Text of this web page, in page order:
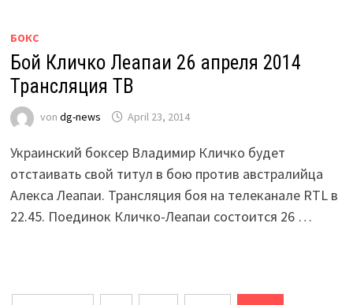
БОКС
Бой Кличко Леапаи 26 апреля 2014
Трансляция ТВ
von dg-news April 23, 2014
Украинский боксер Владимир Кличко будет
отстаивать свой титул в бою против австралийца
Алекса Леапаи. Трансляция боя на телеканале RTL в
22.45. Поединок Кличко-Леапаи состоится 26 …